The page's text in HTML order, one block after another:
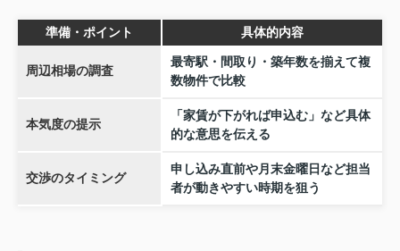
準備・ポイント 具体的内容
周辺相場の調査
最寄駅・間取り・築年数を揃えて複
数物件で比較
本気度の提示
「家賃が下がれば申込む」など具体
的な意思を伝える
交渉のタイミング
申し込み直前や月末金曜日など担当
者が動きやすい時期を狙う